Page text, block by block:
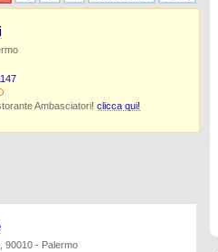
Ambasciatori! clicca qui!
90010 - Palermo